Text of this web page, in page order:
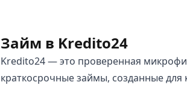
Займ в Kredito24
Kredito24 — это проверенная
краткосрочные займы, созданные